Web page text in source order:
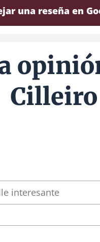
una reseña en
Cilleiro